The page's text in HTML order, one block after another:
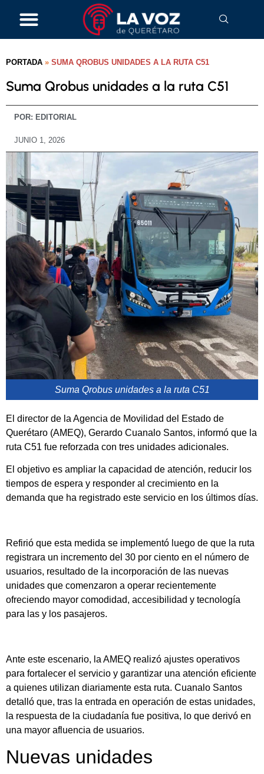
PORTADA » SUMA QROBUS UNIDADES A LA RUTA C51
Suma Qrobus unidades a la ruta C51
POR: EDITORIAL
JUNIO 1, 2026
Suma Qrobus unidades a la ruta C51
El director de la Agencia de Movilidad del Estado de
Querétaro (AMEQ), Gerardo Cuanalo Santos, informó que la
ruta C51 fue reforzada con tres unidades adicionales.
El objetivo es ampliar la capacidad de atención, reducir los
tiempos de espera y responder al crecimiento en la
demanda que ha registrado este servicio en los últimos días.
Refirió que esta medida se implementó luego de que la ruta
registrara un incremento del 30 por ciento en el número de
usuarios, resultado de la incorporación de las nuevas
unidades que comenzaron a operar recientemente
ofreciendo mayor comodidad, accesibilidad y tecnología
para las y los pasajeros.
Ante este escenario, la AMEQ realizó ajustes operativos
para fortalecer el servicio y garantizar una atención eficiente
a quienes utilizan diariamente esta ruta. Cuanalo Santos
detalló que, tras la entrada en operación de estas unidades,
la respuesta de la ciudadanía fue positiva, lo que derivó en
una mayor afluencia de usuarios.
Nuevas unidades